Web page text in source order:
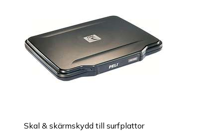
Skal & skärmskydd till surfplattor